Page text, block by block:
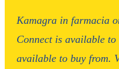
Kamagra in farmacia
Connect is available to
available to buy from.